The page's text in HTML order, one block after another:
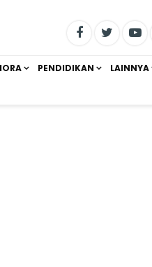
PENDIDIKAN LAINNYA